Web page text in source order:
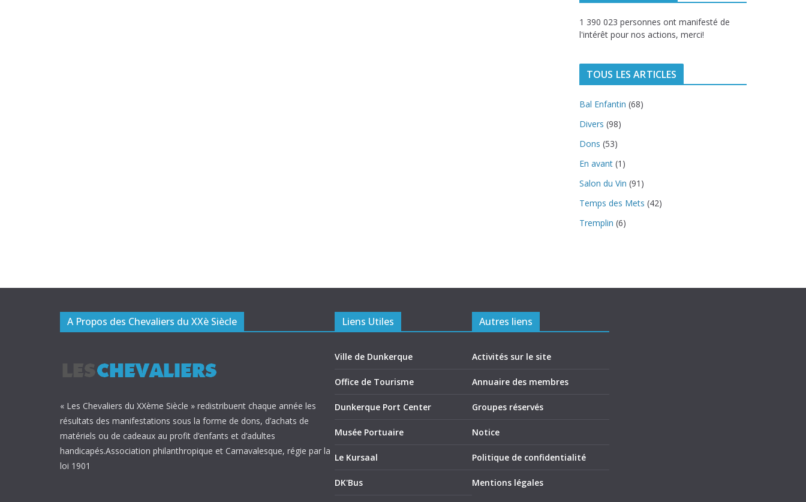
1 390 023 personnes ont manifesté de
l'intérêt pour nos actions, merci!
TOUS LES ARTICLES
Bal Enfantin (68)
Divers (98)
Dons (53)
En avant(1)
Salon du Vin (91)
Temps des Mets (42)
Tremplin (6)
A Propos des Chevaliers du XXè Siècle
« Les Chevaliers du XXème Siècle » redistribuent chaque année les
résultats des manifestations sous la forme de dons, d’achats de
matériels ou de cadeaux au profit d’enfants et d’adultes
handicapés.Association philanthropique et Carnavalesque, régie par la
loi 1901
Liens Utiles
Ville de Dunkerque
Office de Tourisme
Dunkerque Port Center
Musée Portuaire
Le Kursaal
DK'Bus
Autres liens
Activités sur le site
Annuaire des membres
Groupes réservés
Notice
Politique de confidentialité
Mentions légales